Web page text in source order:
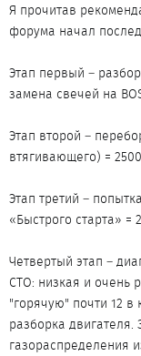
Я прочитав
форума начал
Этап первый –
замена свечей на
Этап второй –
втягивающего) =
Этап третий –
«Быстрого старта»
Четвертый этап –
СТО: низкая и очень
"горячую" почти 12
разборка
газораспределения